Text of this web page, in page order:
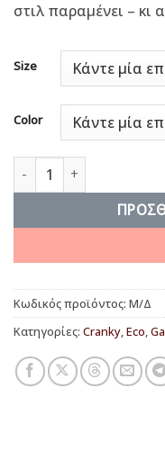
στιλ παραμένει – κι
Size
Color
You fool…Away!
Κωδικός προϊόντος: Μ/Δ
Κατηγορίες: Cranky,Eco,